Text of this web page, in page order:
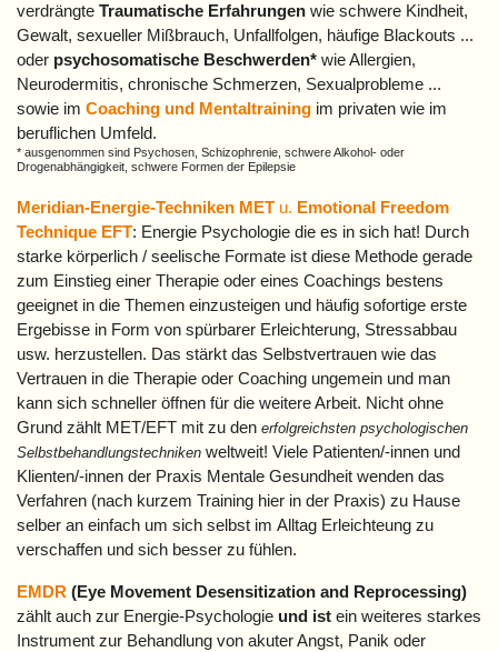
verdrängte Traumatische Erfahrungen wie schwere Kindheit,
Gewalt, sexueller Mißbrauch, Unfallfolgen, häufige Blackouts ...
oder psychosomatische Beschwerden* wie Allergien,
Neurodermitis, chronische Schmerzen, Sexualprobleme ...
sowie im Coaching und Mentaltraining im privaten wie im
beruflichen Umfeld.
* ausgenommen sind Psychosen, Schizophrenie, schwere Alkohol- oder
Drogenabhängigkeit, schwere Formen der Epilepsie
Meridian-Energie-Techniken MET u. Emotional Freedom
Technique EFT: Energie Psychologie die es in sich hat! Durch
starke körperlich / seelische Formate ist diese Methode gerade
zum Einstieg einer Therapie oder eines Coachings bestens
geeignet in die Themen einzusteigen und häufig sofortige erste
Ergebisse in Form von spürbarer Erleichterung, Stressabbau
usw. herzustellen. Das stärkt das Selbstvertrauen wie das
Vertrauen in die Therapie oder Coaching ungemein und man
kann sich schneller öffnen für die weitere Arbeit. Nicht ohne
Grund zählt MET/EFT mit zu den erfolgreichsten psychologischen
Selbstbehandlungstechniken weltweit! Viele Patienten/-innen und
Klienten/-innen der Praxis Mentale Gesundheit wenden das
Verfahren (nach kurzem Training hier in der Praxis) zu Hause
selber an einfach um sich selbst im Alltag Erleichteung zu
verschaffen und sich besser zu fühlen.
EMDR (Eye Movement Desensitization and Reprocessing)
zählt auch zur Energie-Psychologie und ist ein weiteres starkes
Instrument zur Behandlung von akuter Angst, Panik oder